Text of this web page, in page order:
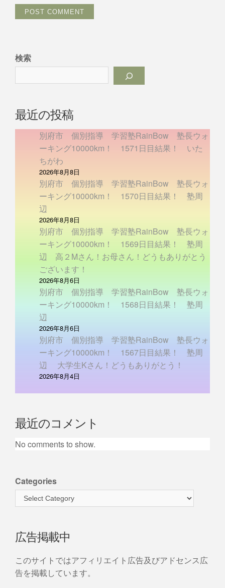
検索
最近の投稿
別府市 個別指導 学習塾RainBow 塾長ウォ
ーキング10000km！ 1571日目結果！ いた
ちがわ
2026年8月8日
別府市 個別指導 学習塾RainBow 塾長ウォ
ーキング10000km！ 1570日目結果！ 塾周
辺
2026年8月8日
別府市 個別指導 学習塾RainBow 塾長ウォ
ーキング10000km！ 1569日目結果！ 塾周
辺 高２Mさん！お母さん！どうもありがとう
ございます！
2026年8月6日
別府市 個別指導 学習塾RainBow 塾長ウォ
ーキング10000km！ 1568日目結果！ 塾周
辺
2026年8月6日
別府市 個別指導 学習塾RainBow 塾長ウォ
ーキング10000km！ 1567日目結果！ 塾周
辺 大学生Kさん！どうもありがとう！
2026年8月4日
最近のコメント
No comments to show.
Categories
広告掲載中
このサイトではアフィリエイト広告及びアドセンス広
告を掲載しています。